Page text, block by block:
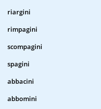
riargini
rimpagini
scompagini
spagini
abbacini
abbomini